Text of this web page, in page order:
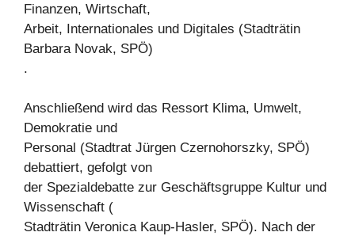
Finanzen, Wirtschaft,
Arbeit, Internationales und Digitales (Stadträtin
Barbara Novak, SPÖ)
.
Anschließend wird das Ressort Klima, Umwelt,
Demokratie und
Personal (Stadtrat Jürgen Czernohorszky, SPÖ)
debattiert, gefolgt von
der Spezialdebatte zur Geschäftsgruppe Kultur und
Wissenschaft (
Stadträtin Veronica Kaup-Hasler, SPÖ). Nach der